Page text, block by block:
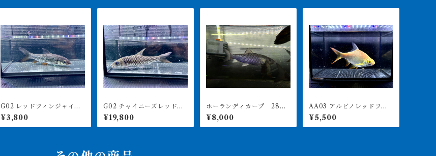
G02 レッドフィンジャイア
ントバルブ 16㎝前後 写
真は同ロット
¥3,800
G02 チャイニーズレッドマ
ハシール 14㎝前後 激レ
ア
¥19,800
ホーランディカープ 28㎝
前後 台湾マハシール 水
槽外計測 買取個体
¥8,000
AA03 アルビノレッドフィ
ンバルブ 15-18㎝前後 写
真は同ロット
¥5,500